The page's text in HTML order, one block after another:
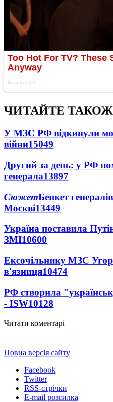
ЧИТАЙТЕ ТАКОЖ
У МЗС РФ відкинули
війни15049
Другий за день: у РФ
генерала13897
СюжетБенкет
Москві13449
Україна поставила
ЗМІ10600
Ексочільнику МЗС
в'язниця10474
РФ створила
- ISW10128
Читати коментарі
Повна версія сайту
Facebook
Twitter
RSS-стрічки
E-mail розсилка